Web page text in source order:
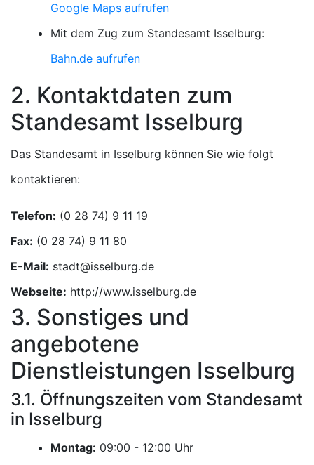
Google Maps aufrufen
Mit dem Zug zum Standesamt Isselburg:
Bahn.de aufrufen
2. Kontaktdaten zum
Standesamt Isselburg
Das Standesamt in Isselburg können Sie wie folgt
kontaktieren:
Telefon:
Fax:
E-Mail:
Webseite: http://www.isselburg.de
3. Sonstiges und
angebotene
Dienstleistungen Isselburg
3.1. Öffnungszeiten vom Standesamt
in Isselburg
Montag:
Uhr